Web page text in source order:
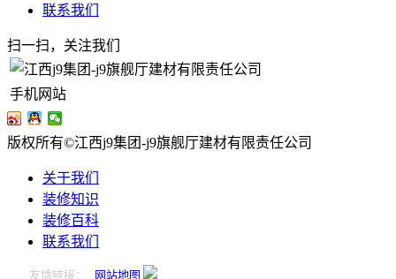
联系我们
扫一扫，关注我们
手机网站
版权所有©江西j9集团-j9旗舰厅建材有限责任公司
关于我们
装修知识
装修百科
联系我们
友情链接： 网站地图